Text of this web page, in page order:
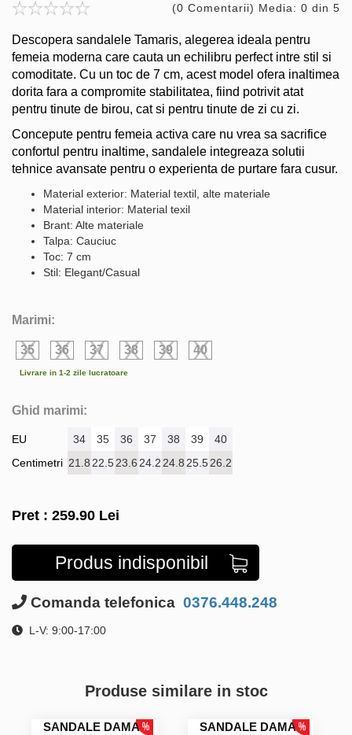
(0 Comentarii) Media: 0 din 5
Descopera sandalele Tamaris, alegerea ideala pentru
femeia moderna care cauta un echilibru perfect intre stil si
comoditate. Cu un toc de 7 cm, acest model ofera inaltimea
dorita fara a compromite stabilitatea, fiind potrivit atat
pentru tinute de birou, cat si pentru tinute de zi cu zi.
Concepute pentru femeia activa care nu vrea sa sacrifice
confortul pentru inaltime, sandalele integreaza solutii
tehnice avansate pentru o experienta de purtare fara cusur.
Material exterior: Material textil, alte materiale
Material interior: Material texil
Brant: Alte materiale
Talpa: Cauciuc
Toc: 7 cm
Stil: Elegant/Casual
Marimi:
35 36 37 38 39 40
Livrare in 1-2 zile lucratoare
Ghid marimi:
EU
Centimetri
34 35 36 37 38 39
40
21.8 22.523.6 24.2 24.8 25.526.2
Pret : 259.90 Lei
Produs indisponibil
Comanda telefonica 0376.448.248
L-V: 9:00-17:00
Produse similare in stoc
SANDALE DAMA
SANDALE DAMA